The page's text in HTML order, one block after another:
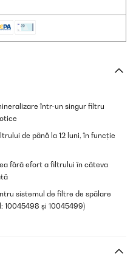
într-un singur filtru
de până la 12 luni, în funcție
fără efort a filtrului în câteva
sistemul de filtre de spălare
10045498 și 10045499)